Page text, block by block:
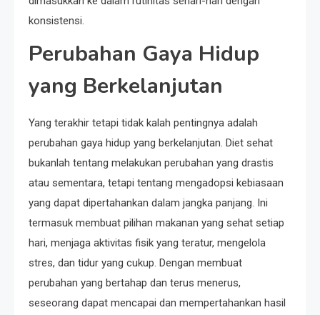
konsistensi.
Perubahan Gaya Hidup
yang Berkelanjutan
Yang terakhir tetapi tidak kalah pentingnya adalah
perubahan gaya hidup yang berkelanjutan. Diet sehat
bukanlah tentang melakukan perubahan yang drastis
atau sementara, tetapi tentang mengadopsi kebiasaan
yang dapat dipertahankan dalam jangka panjang. Ini
termasuk membuat pilihan makanan yang sehat setiap
hari, menjaga aktivitas fisik yang teratur, mengelola
stres, dan tidur yang cukup. Dengan membuat
perubahan yang bertahap dan terus menerus,
seseorang dapat mencapai dan mempertahankan hasil